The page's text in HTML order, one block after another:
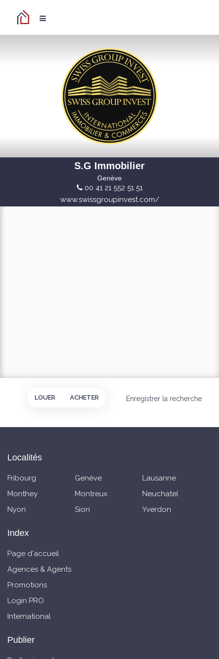
S.G Immobilier
Genève
00 41 21 552 51 51
www.swissgroupinvest.com/
Enregistrer la recherche
LOUER ACHETER
Localités
Fribourg Genève
Lausanne
Monthey
Montreux
Neuchatel
Nyon
Sion Yverdon
Index
Page d'accueil
Agences & Agents
Promotions
Login PRO
International
Publier